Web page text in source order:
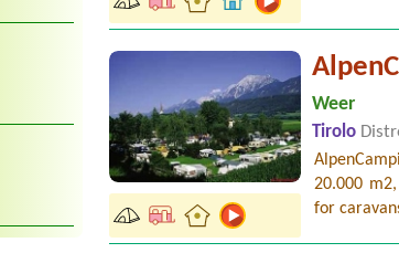
Weer
Tirolo
20.000
for